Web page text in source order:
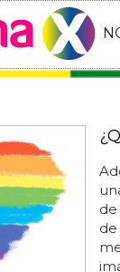
de
de